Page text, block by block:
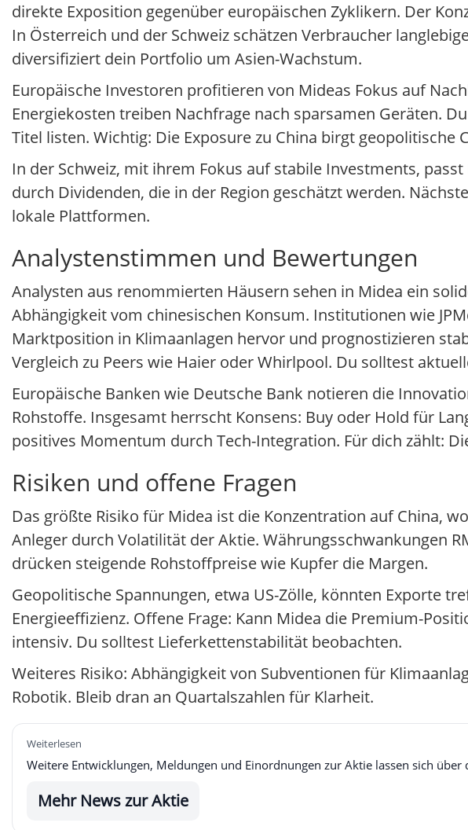
direkte Exposition gegenüber europäischen Zyklikern. Der
In Österreich und der Schweiz schätzen Verbraucher
diversifiziert dein Portfolio um Asien-Wachstum.
Europäische Investoren profitieren von Mideas Fokus auf
Energiekosten treiben Nachfrage nach sparsamen Geräten.
Titel listen. Wichtig: Die Exposure zu China birgt geopolitische
In der Schweiz, mit ihrem Fokus auf stabile Investments,
durch Dividenden, die in der Region geschätzt werden.
lokale Plattformen.
Analystenstimmen und Bewertungen
Analysten aus renommierten Häusern sehen in Midea ein
Abhängigkeit vom chinesischen Konsum. Institutionen wie
Marktposition in Klimaanlagen hervor und prognostizieren
Vergleich zu Peers wie Haier oder Whirlpool. Du solltest
Europäische Banken wie Deutsche Bank notieren die
Rohstoffe. Insgesamt herrscht Konsens: Buy oder Hold für
positives Momentum durch Tech-Integration. Für dich zählt:
Risiken und offene Fragen
Das größte Risiko für Midea ist die Konzentration auf China,
Anleger durch Volatilität der Aktie. Währungsschwankungen
drücken steigende Rohstoffpreise wie Kupfer die Margen.
Geopolitische Spannungen, etwa US-Zölle, könnten Exporte
Energieeffizienz. Offene Frage: Kann Midea die Premium-
intensiv. Du solltest Lieferkettenstabilität beobachten.
Weiteres Risiko: Abhängigkeit von Subventionen für
Robotik. Bleib dran an Quartalszahlen für Klarheit.
Weiterlesen
Weitere Entwicklungen, Meldungen und Einordnungen zur Aktie lassen sich
Mehr News zur Aktie